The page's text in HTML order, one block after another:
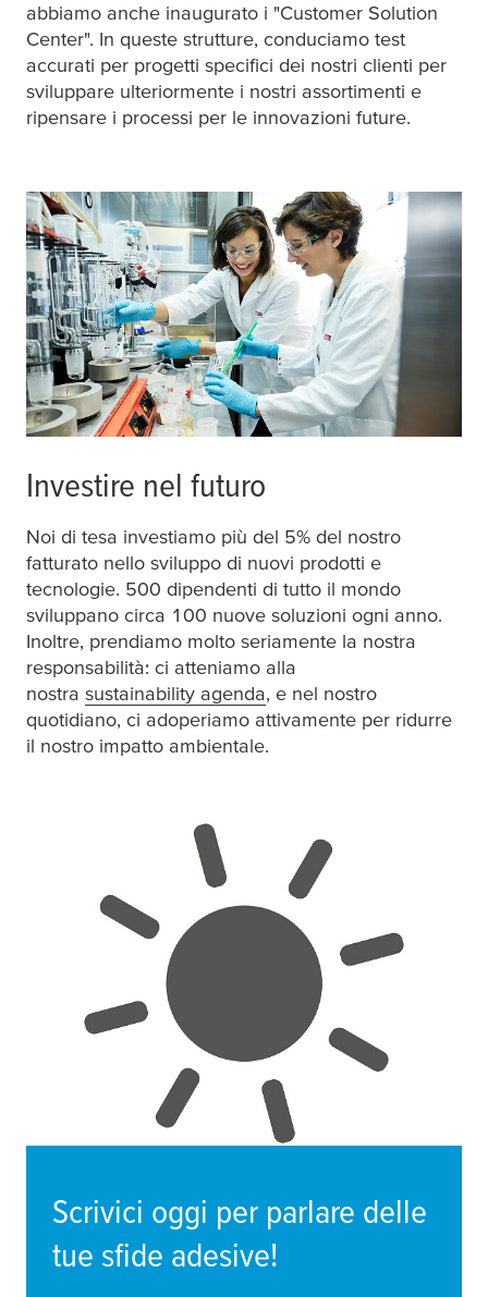
abbiamo anche inaugurato i "Customer Solution
Center". In queste strutture, conduciamo test
accurati per progetti specifici dei nostri clienti per
sviluppare ulteriormente i nostri assortimenti e
ripensare i processi per le innovazioni future.
Investire nel futuro
Noi di tesa investiamo più del 5% del nostro
fatturato nello sviluppo di nuovi prodotti e
tecnologie. 500 dipendenti di tutto il mondo
sviluppano circa 100 nuove soluzioni ogni anno.
Inoltre, prendiamo molto seriamente la nostra
responsabilità: ci atteniamo alla
nostra sustainability agenda, e nel nostro
quotidiano, ci adoperiamo attivamente per ridurre
il nostro impatto ambientale.
Scrivici oggi per parlare delle
tue sfide adesive!